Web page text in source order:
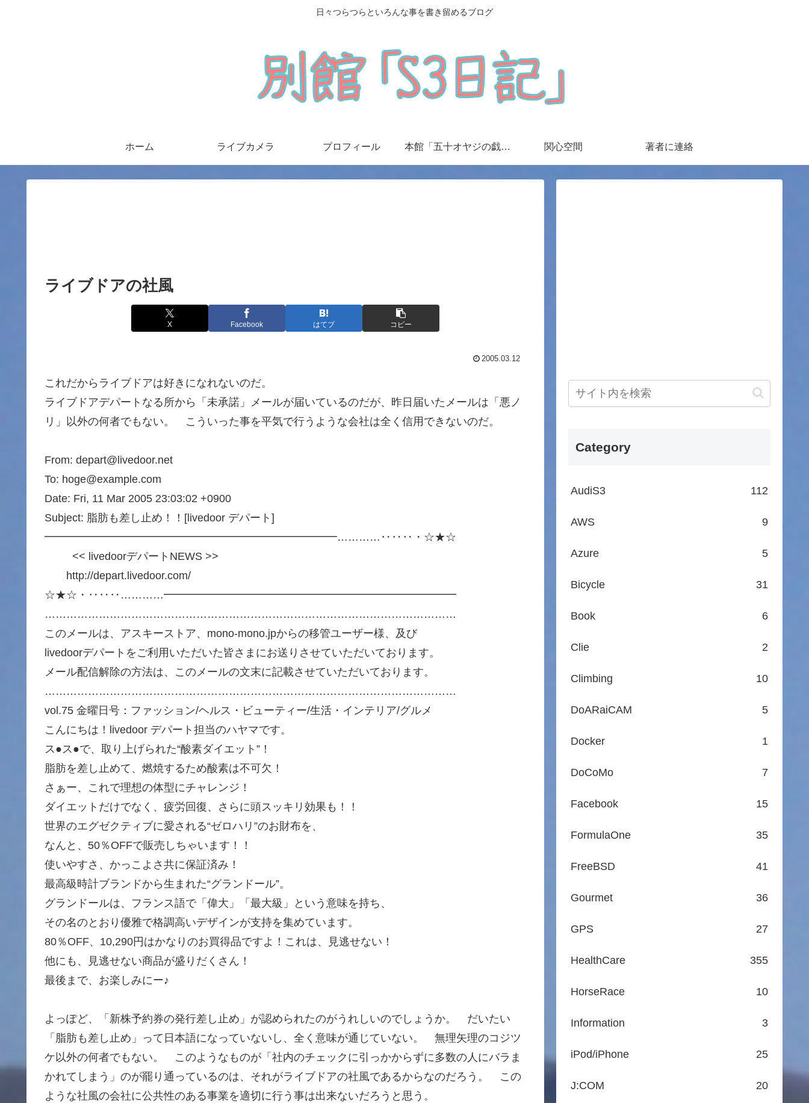
日々つらつらといろんな事を書き留めるブログ
ホーム ライブカメラ プロフィール 本館「五十オヤジの戯言日記」 関心空間 著者に連絡
ライブドアの社風
X Facebook はてブ コピー
2005.03.12
これだからライブドアは好きになれないのだ。
ライブドアデパートなる所から「未承諾」メールが届いているのだが、昨日届いたメールは「悪ノ
リ」以外の何者でもない。 こういった事を平気で行うような会社は全く信用できないのだ。
From: depart@livedoor.net
To: hoge@example.com
Date: Fri, 11 Mar 2005 23:03:02 +0900
Subject: 脂肪も差し止め！！[livedoor デパート]
━━━━━━━━━━━━━━━━━━━━━━━━━━━…………‥‥‥・☆★☆
<< livedoorデパートNEWS >>
http://depart.livedoor.com/
☆★☆・‥‥‥…………━━━━━━━━━━━━━━━━━━━━━━━━━━━
……………………………………………………………………………………………………
このメールは、アスキーストア、mono-mono.jpからの移管ユーザー様、及び
livedoorデパートをご利用いただいた皆さまにお送りさせていただいております。
メール配信解除の方法は、このメールの文末に記載させていただいております。
……………………………………………………………………………………………………
vol.75 金曜日号：ファッション/ヘルス・ビューティー/生活・インテリア/グルメ
こんにちは！livedoor デパート担当のハヤマです。
ス●ス●で、取り上げられた“酸素ダイエット”！
脂肪を差し止めて、燃焼するため酸素は不可欠！
さぁー、これで理想の体型にチャレンジ！
ダイエットだけでなく、疲労回復、さらに頭スッキリ効果も！！
世界のエグゼクティブに愛される“ゼロハリ”のお財布を、
なんと、50％OFFで販売しちゃいます！！
使いやすさ、かっこよさ共に保証済み！
最高級時計ブランドから生まれた“グランドール”。
グランドールは、フランス語で「偉大」「最大級」という意味を持ち、
その名のとおり優雅で格調高いデザインが支持を集めています。
80％OFF、10,290円はかなりのお買得品ですよ！これは、見逃せない！
他にも、見逃せない商品が盛りだくさん！
最後まで、お楽しみにー♪
よっぽど、「新株予約券の発行差し止め」が認められたのがうれしいのでしょうか。 だいたい
「脂肪も差し止め」って日本語になっていないし、全く意味が通じていない。 無理矢理のコジツ
ケ以外の何者でもない。 このようなものが「社内のチェックに引っかからずに多数の人にバラま
かれてしまう」のが罷り通っているのは、それがライブドアの社風であるからなのだろう。 この
ような社風の会社に公共性のある事業を適切に行う事は出来ないだろうと思う。
Category
AudiS3 112
AWS 9
Azure 5
Bicycle 31
Book 6
Clie 2
Climbing 10
DoARaiCAM 5
Docker 1
DoCoMo 7
Facebook 15
FormulaOne 35
FreeBSD 41
Gourmet 36
GPS 27
HealthCare 355
HorseRace 10
Information 3
iPod/iPhone 25
J:COM 20